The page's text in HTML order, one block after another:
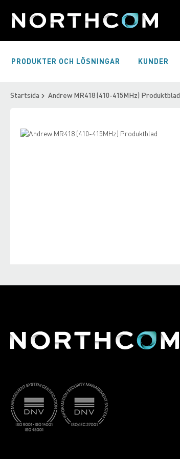
Skip
PRODUKTER OCH LÖSNINGAR KUNDER
Startsida Andrew MR418 (410-415MHz) Produktblad
Skip